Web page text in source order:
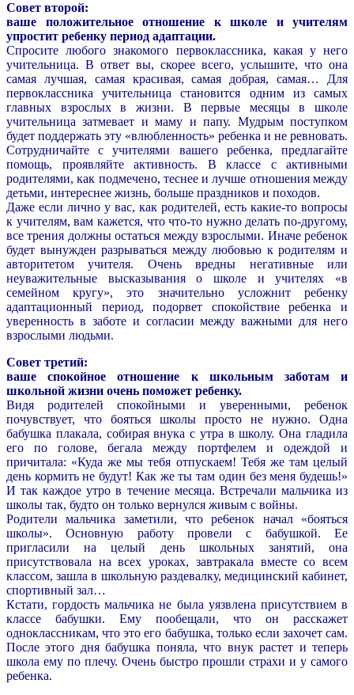
Совет второй:
ваше положительное отношение к школе и учителям
упростит ребенку период адаптации.
Спросите любого знакомого первоклассника, какая у него
учительница. В ответ вы, скорее всего, услышите, что она
самая лучшая, самая красивая, самая добрая, самая… Для
первоклассника учительница становится одним из самых
главных взрослых в жизни. В первые месяцы в школе
учительница затмевает и маму и папу. Мудрым поступком
будет поддержать эту «влюбленность» ребенка и не ревновать.
Сотрудничайте с учителями вашего ребенка, предлагайте
помощь, проявляйте активность. В классе с активными
родителями, как подмечено, теснее и лучше отношения между
детьми, интереснее жизнь, больше праздников и походов.
Даже если лично у вас, как родителей, есть какие-то вопросы
к учителям, вам кажется, что что-то нужно делать по-другому,
все трения должны остаться между взрослыми. Иначе ребенок
будет вынужден разрываться между любовью к родителям и
авторитетом учителя. Очень вредны негативные или
неуважительные высказывания о школе и учителях «в
семейном кругу», это значительно усложнит ребенку
адаптационный период, подорвет спокойствие ребенка и
уверенность в заботе и согласии между важными для него
взрослыми людьми.
Совет третий:
ваше спокойное отношение к школьным заботам и
школьной жизни очень поможет ребенку.
Видя родителей спокойными и уверенными, ребенок
почувствует, что бояться школы просто не нужно. Одна
бабушка плакала, собирая внука с утра в школу. Она гладила
его по голове, бегала между портфелем и одеждой и
причитала: «Куда же мы тебя отпускаем! Тебя же там целый
день кормить не будут! Как же ты там один без меня будешь!»
И так каждое утро в течение месяца. Встречали мальчика из
школы так, будто он только вернулся живым с войны.
Родители мальчика заметили, что ре6енок начал «бояться
школы». Основную работу провели с бабушкой. Ее
пригласили на целый день школьных занятий, она
присутствовала на всех уроках, завтракала вместе со всем
классом, зашла в школьную раздевалку, медицинский кабинет,
спортивный зал…
Кстати, гордость мальчика не была уязвлена присутствием в
классе бабушки. Ему пообещали, что он расскажет
одноклассникам, что это его бабушка, только если захочет сам.
После этого дня бабушка поняла, что внук растет и теперь
школа ему по плечу. Очень быстро прошли страхи и у самого
ребенка.